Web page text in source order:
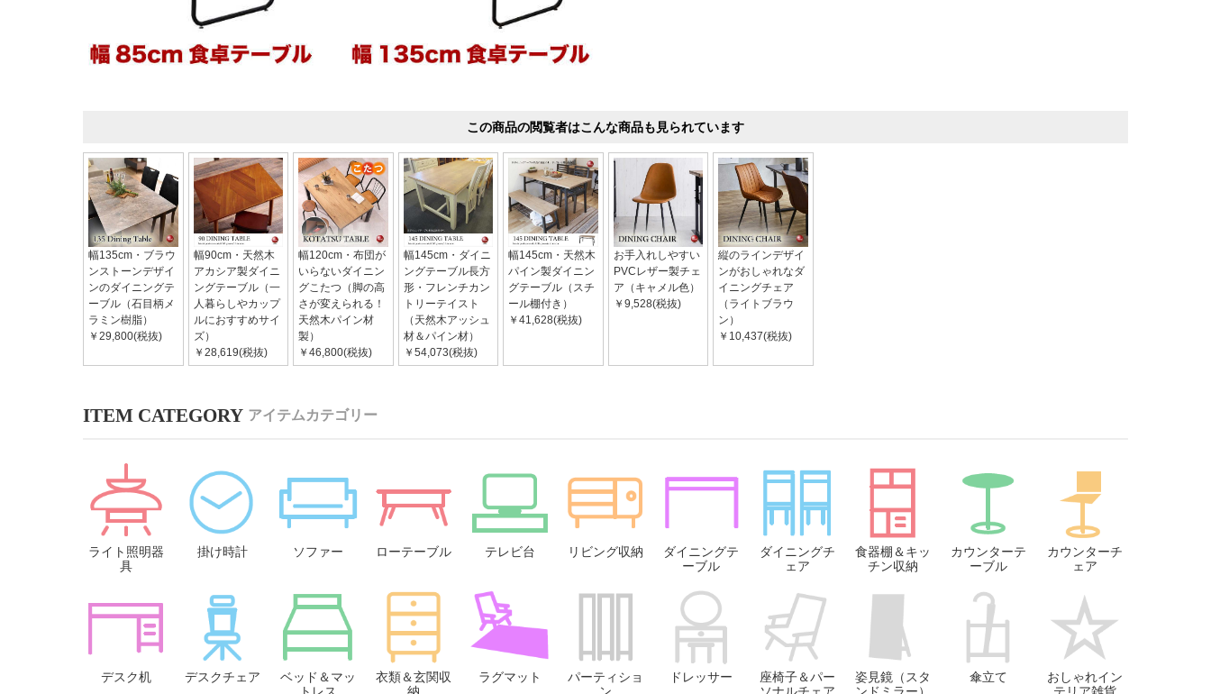
この商品の閲覧者はこんな商品も見られています
幅135cm・ブラウ
ンストーンデザイ
ンのダイニングテ
ーブル（石目柄メ
ラミン樹脂）
￥29,800(税抜)
幅90cm・天然木
アカシア製ダイニ
ングテーブル（一
人暮らしやカップ
ルにおすすめサイ
ズ）
￥28,619(税抜)
幅120cm・布団が
いらないダイニン
グこたつ（脚の高
さが変えられる！
天然木パイン材
製）
￥46,800(税抜)
幅145cm・ダイニ
ングテーブル長方
形・フレンチカン
トリーテイスト
（天然木アッシュ
材＆パイン材）
￥54,073(税抜)
幅145cm・天然木
パイン製ダイニン
グテーブル（スチ
ール棚付き）
￥41,628(税抜)
お手入れしやすい
PVCレザー製チェ
ア（キャメル色）
￥9,528(税抜)
縦のラインデザイ
ンがおしゃれなダ
イニングチェア
（ライトブラウ
ン）
￥10,437(税抜)
アイテムカテゴリー
ライト照明器
具
掛け時計 ソファー ローテーブル テレビ台 リビング収納
ダイニングテ
ーブル
ダイニングチ
ェア
食器棚＆キッ
チン収納
カウンターテ
ーブル
カウンターチ
ェア
デスク机 デスクチェア
ベッド＆マッ
トレス
衣類＆玄関収
納
ラグマット
パーティショ
ン
ドレッサー
座椅子＆パー
ソナルチェア
姿見鏡（スタ
ンドミラー）
傘立て
おしゃれイン
テリア雑貨